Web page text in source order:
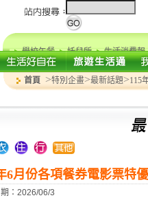
學校午餐 托兒所 生活消費報
首頁 >特別企畫>最新話題>115
6月份各項餐券電影票特
：2026/06/3